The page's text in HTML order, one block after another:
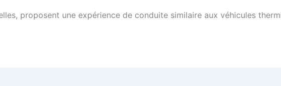
proposent une expérience de conduite similaire aux véhicules